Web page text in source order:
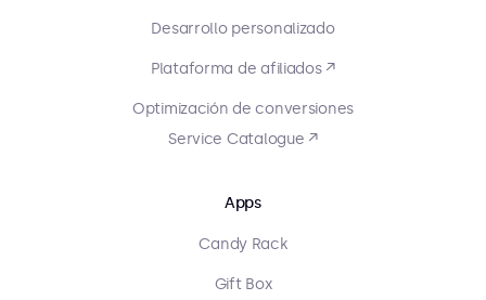
Desarrollo personalizado
Plataforma de afiliados ↗
Optimización de conversiones
Service Catalogue ↗
Apps
Candy Rack
Gift Box